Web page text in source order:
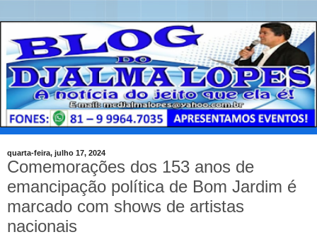
quarta-feira, julho 17, 2024
Comemorações dos 153 anos de
emancipação política de Bom Jardim é
marcado com shows de artistas
nacionais